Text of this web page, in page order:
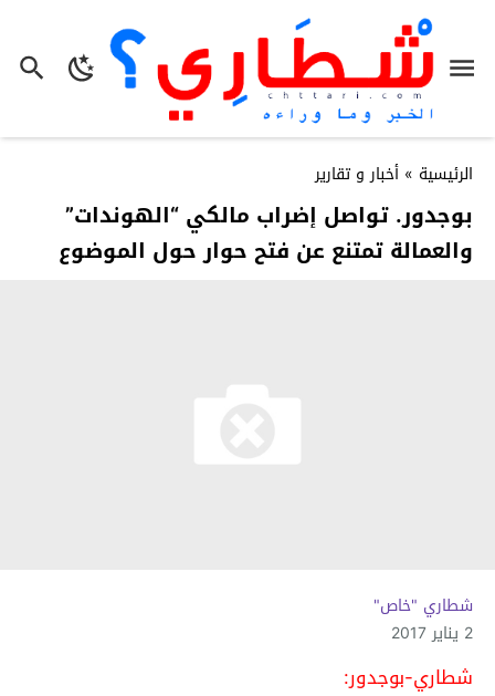
الرئيسية » أخبار و تقارير
بوجدور. تواصل إضراب مالكي “الهوندات”
والعمالة تمتنع عن فتح حوار حول الموضوع
شطاري "خاص"
2 يناير 2017
شطاري-بوجدور: